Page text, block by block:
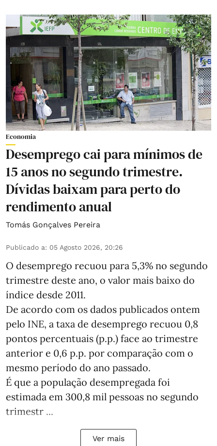
Economia
Desemprego cai para mínimos de
15 anos no segundo trimestre.
Dívidas baixam para perto do
rendimento anual
Tomás Gonçalves Pereira
Publicado a: 05 Agosto 2026, 20:26
O desemprego recuou para 5,3% no segundo
trimestre deste ano, o valor mais baixo do
índice desde 2011.
De acordo com os dados publicados ontem
pelo INE, a taxa de desemprego recuou 0,8
pontos percentuais (p.p.) face ao trimestre
anterior e 0,6 p.p. por comparação com o
mesmo período do ano passado.
É que a população desempregada foi
estimada em 300,8 mil pessoas no segundo
trimestr ...
Ver mais